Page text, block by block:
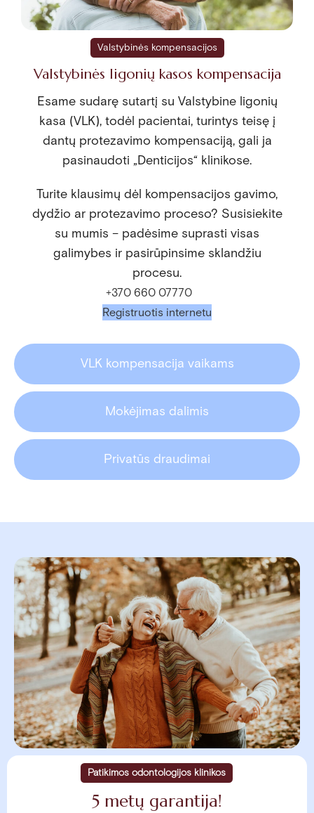
VLK kompensacija vaikams
Mokėjimas dalimis
Privatūs draudimai
Valstybinės kompensacijos
Valstybinės ligonių kasos kompensacija
Esame sudarę sutartį su Valstybine ligonių
kasa (VLK), todėl pacientai, turintys teisę į
dantų protezavimo kompensaciją, gali ja
pasinaudoti „Denticijos“ klinikose.
Turite klausimų dėl kompensacijos gavimo,
dydžio ar protezavimo proceso? Susisiekite
su mumis – padėsime suprasti visas
galimybes ir pasirūpinsime sklandžiu
procesu.
+370 660 07770
Registruotis internetu
Patikimos odontologijos klinikos
5 metų garantija!